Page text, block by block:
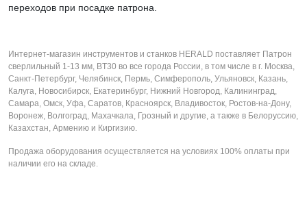
переходов при посадке патрона.
Интернет-магазин инструментов и станков HERALD поставляет Патрон
сверлильный 1-13 мм, BT30 во все города России, в том числе в г. Москва,
Санкт-Петербург, Челябинск, Пермь, Симферополь, Ульяновск, Казань,
Калуга, Новосибирск, Екатеринбург, Нижний Новгород, Калининград,
Самара, Омск, Уфа, Саратов, Красноярск, Владивосток, Ростов-на-Дону,
Воронеж, Волгоград, Махачкала, Грозный и другие, а также в Белоруссию,
Казахстан, Армению и Киргизию.
Продажа оборудования осуществляется на условиях 100% оплаты при
наличии его на складе.